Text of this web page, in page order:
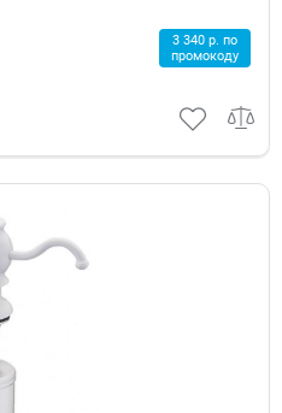
3 340 р. по
промокоду